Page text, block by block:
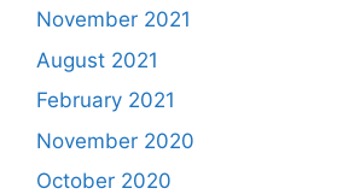
November 2021
August 2021
February 2021
November 2020
October 2020